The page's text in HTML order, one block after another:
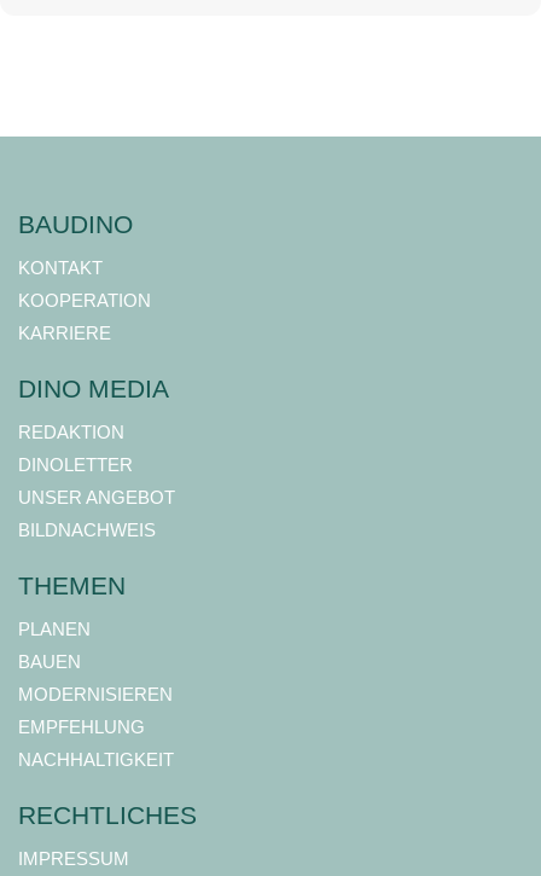
BAUDINO
KONTAKT
KOOPERATION
KARRIERE
DINO MEDIA
REDAKTION
DINOLETTER
UNSER ANGEBOT
BILDNACHWEIS
THEMEN
PLANEN
BAUEN
MODERNISIEREN
EMPFEHLUNG
NACHHALTIGKEIT
RECHTLICHES
IMPRESSUM